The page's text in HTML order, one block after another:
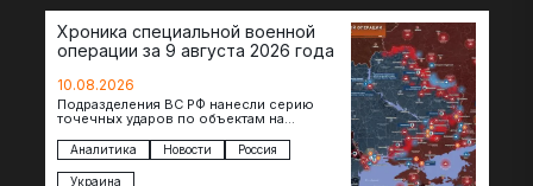
Хроника специальной военной
операции за 9 августа 2026 года
10.08.2026
Подразделения ВС РФ нанесли серию
точечных ударов по объектам на
Житомире, объект в Киеве, особо…
Аналитика Новости Россия
Украина